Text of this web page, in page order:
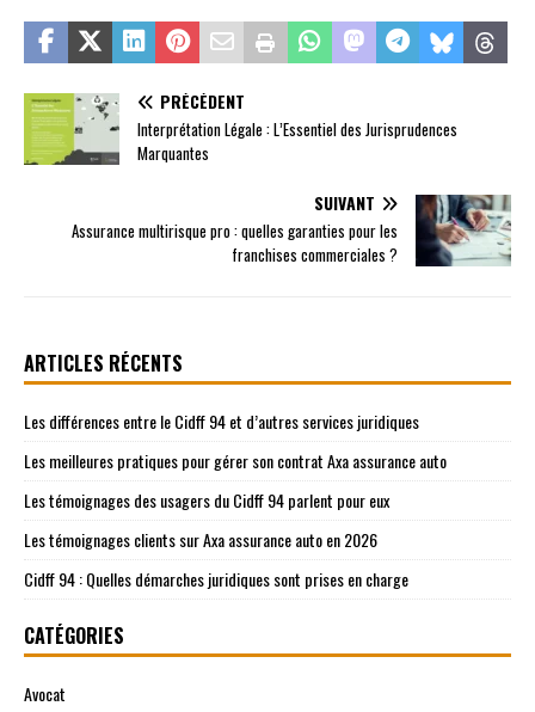
PRÉCÉDENT
Interprétation Légale : L’Essentiel des Jurisprudences
Marquantes
SUIVANT
Assurance multirisque pro : quelles garanties pour les
franchises commerciales ?
ARTICLES RÉCENTS
Les différences entre le Cidff 94 et d’autres services juridiques
Les meilleures pratiques pour gérer son contrat Axa assurance auto
Les témoignages des usagers du Cidff 94 parlent pour eux
Les témoignages clients sur Axa assurance auto en 2026
Cidff 94 : Quelles démarches juridiques sont prises en charge
CATÉGORIES
Avocat